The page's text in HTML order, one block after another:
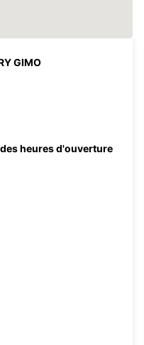
GIMO
heures d'ouverture